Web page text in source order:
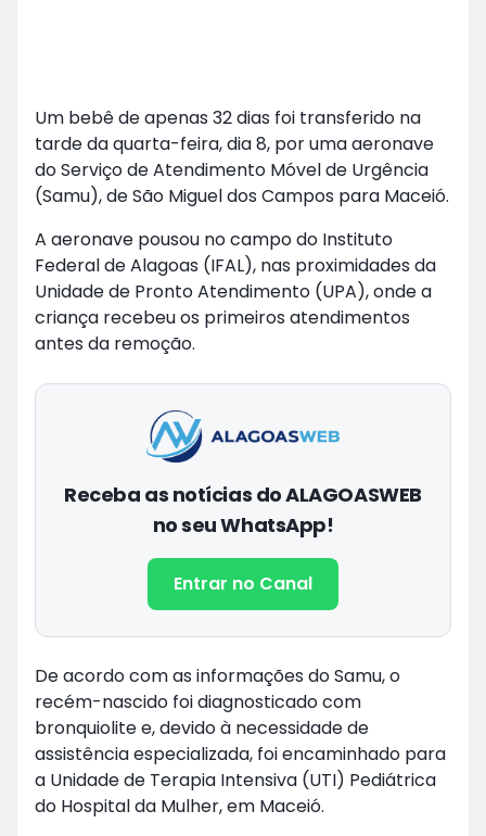
Um bebê de apenas 32 dias foi transferido na
tarde da quarta-feira, dia 8, por uma aeronave
do Serviço de Atendimento Móvel de Urgência
(Samu), de São Miguel dos Campos para Maceió.
A aeronave pousou no campo do Instituto
Federal de Alagoas (IFAL), nas proximidades da
Unidade de Pronto Atendimento (UPA), onde a
criança recebeu os primeiros atendimentos
antes da remoção.
Receba as notícias do ALAGOASWEB
no seu WhatsApp!
Entrar no Canal
De acordo com as informações do Samu, o
recém-nascido foi diagnosticado com
bronquiolite e, devido à necessidade de
assistência especializada, foi encaminhado para
a Unidade de Terapia Intensiva (UTI) Pediátrica
do Hospital da Mulher, em Maceió.